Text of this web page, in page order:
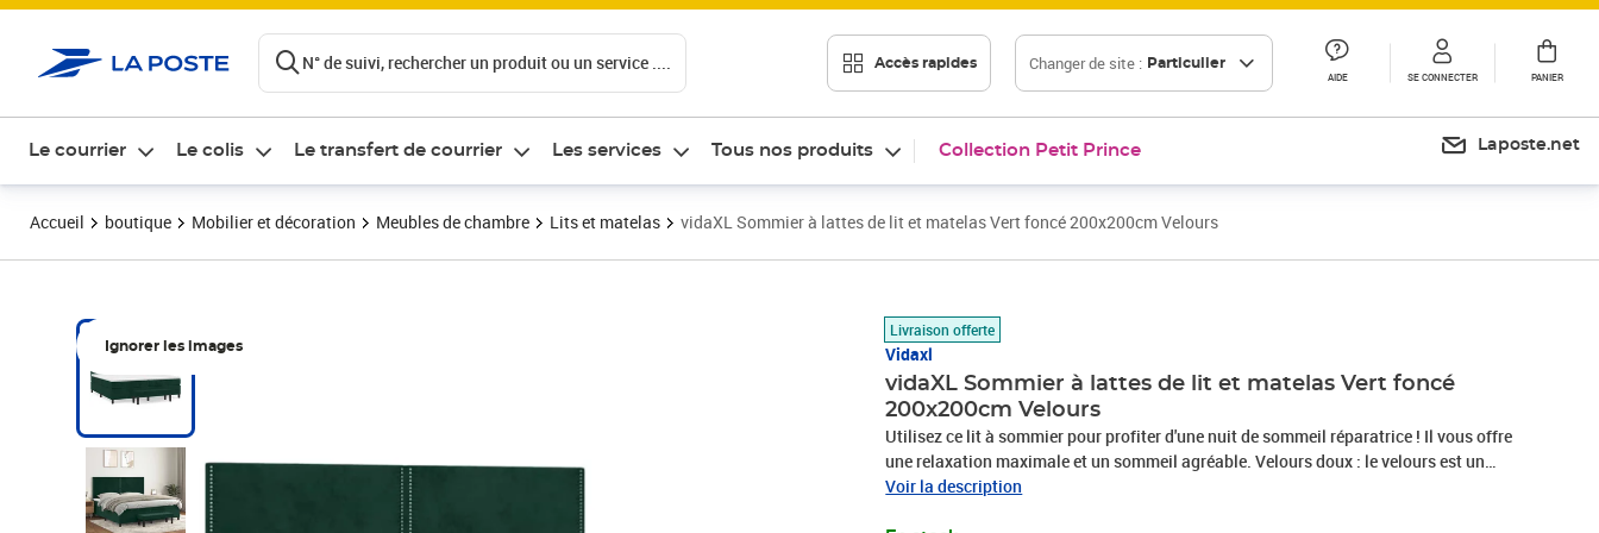
N° de suivi, rechercher un produit ou un service .... Accès rapides Changer de site : Particulier
AIDE SE CONNECTER PANIER
Le courrier Le colis Le transfert de courrier Les services Tous nos produits Collection Petit Prince Laposte.net
Accueil boutique Mobilier et décoration Meubles de chambre Lits et matelas vidaXL Sommier à lattes de lit et matelas Vert foncé 200x200cm Velours
Ignorer les images
Livraison offerte
Vidaxl
vidaXL Sommier à lattes de lit et matelas Vert foncé
200x200cm Velours
Utilisez ce lit à sommier pour profiter d'une nuit de sommeil réparatrice ! Il vous offre
une relaxation maximale et un sommeil agréable. Velours doux : le velours est un
tissu doux et luxueux qui se reconnaît à son tas dense de fibres uniformément
Voir la description
Prix 767,89€